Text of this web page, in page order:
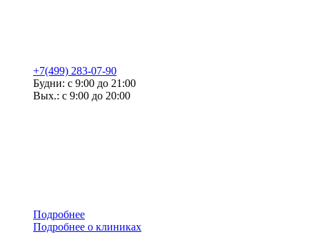
+7(499) 283-07-90
Будни: с 9:00 до 21:00
Вых.: с 9:00 до 20:00
Подробнее
Подробнее о клиниках